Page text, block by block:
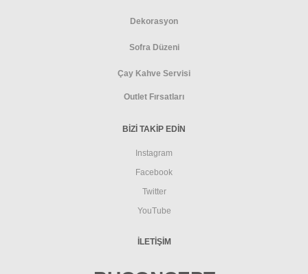
Dekorasyon
Sofra Düzeni
Çay Kahve Servisi
Outlet Fırsatları
BİZİ TAKİP EDİN
Instagram
Facebook
Twitter
YouTube
İLETIŞIM